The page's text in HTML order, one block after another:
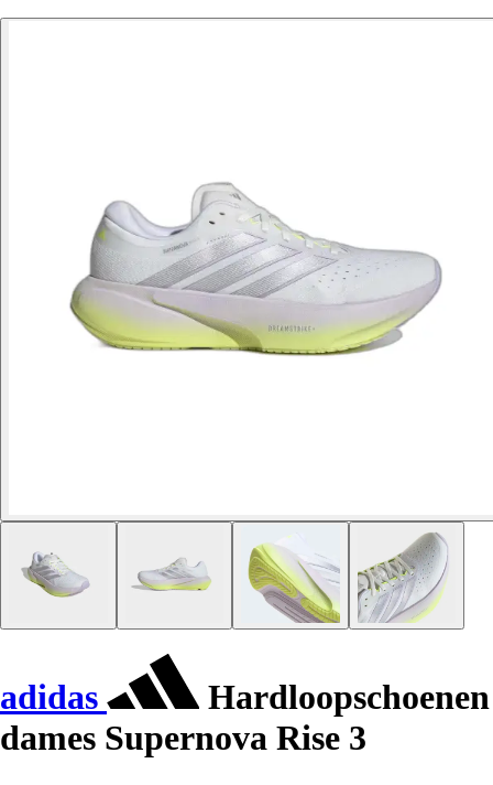
adidas
Hardloopschoenen
dames Supernova Rise 3